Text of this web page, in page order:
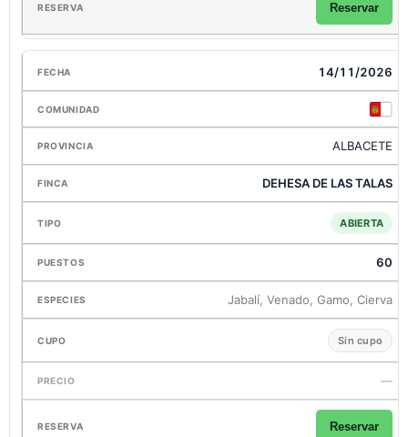
Reservar
14/11/2026
ALBACETE
DEHESA DE LAS TALAS
ABIERTA
60
Jabalí, Venado, Gamo, Cierva
Sin cupo
—
Reservar